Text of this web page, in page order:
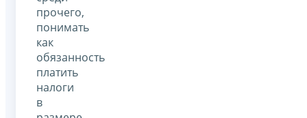
прочего,
понимать
как
обязанность
платить
налоги
в